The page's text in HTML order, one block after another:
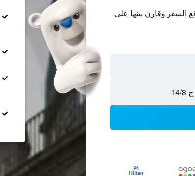
السفر وقارن بينها على
ج 14/8